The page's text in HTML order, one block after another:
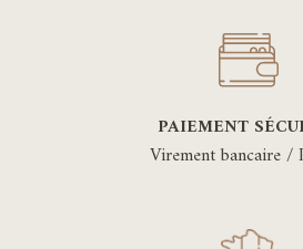
PAIEMENT
Virement bancaire /